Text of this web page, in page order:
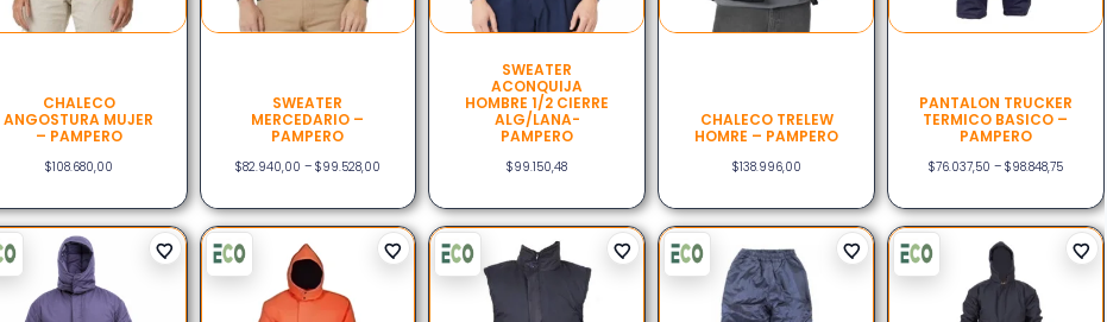
CHALECO
ANGOSTURA MUJER
– PAMPERO
$108.680,00
SWEATER
MERCEDARIO –
PAMPERO
$82.940,00 – $99.528,00
SWEATER
ACONQUIJA
HOMBRE 1/2 CIERRE
ALG/LANA-
PAMPERO
$99.150,48
CHALECO TRELEW
HOMRE – PAMPERO
$138.996,00
PANTALON TRUCKER
TERMICO BASICO –
PAMPERO
$76.037,50 – $98.848,75